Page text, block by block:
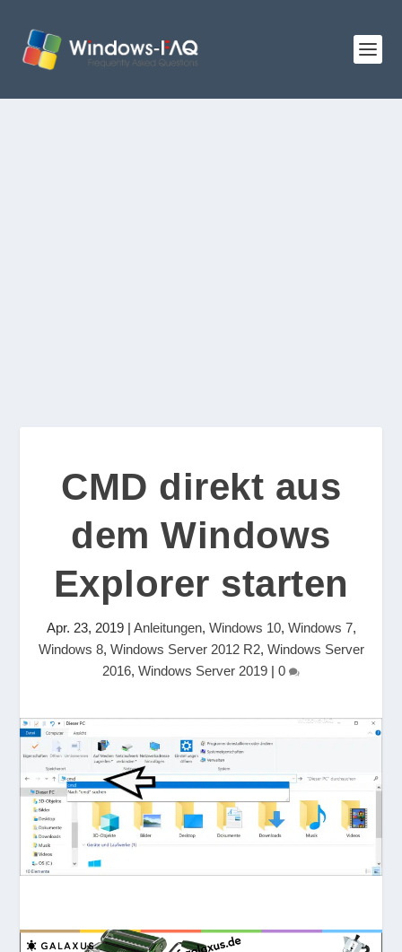
CMD direkt aus
dem Windows
Explorer starten
Apr. 23, 2019| Anleitungen, Windows 10, Windows 7,
Windows 8, Windows Server 2012 R2, Windows Server
2016, Windows Server 2019 | 0